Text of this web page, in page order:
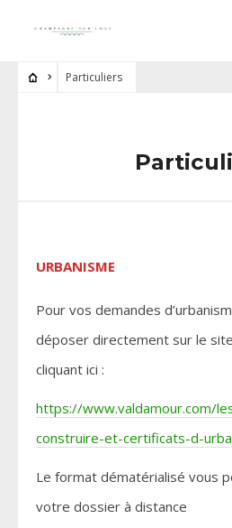
Particuliers
URBANISME
Pour vos demandes
déposer directement sur le site
cliquant ici :
https://www.valdamour.com/
construire-et-certificats-d-
Le format dématérialisé vous
votre dossier à distance